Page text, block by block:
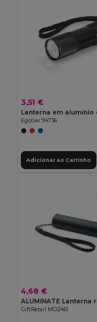
3,51 €
Egotier 94736
Adicionar ao Carrinho
4,68 €
GiftRetail MO2461